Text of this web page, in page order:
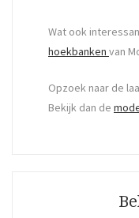
Wat ook
hoekbanken van
Opzoek naar de
Bekijk dan de